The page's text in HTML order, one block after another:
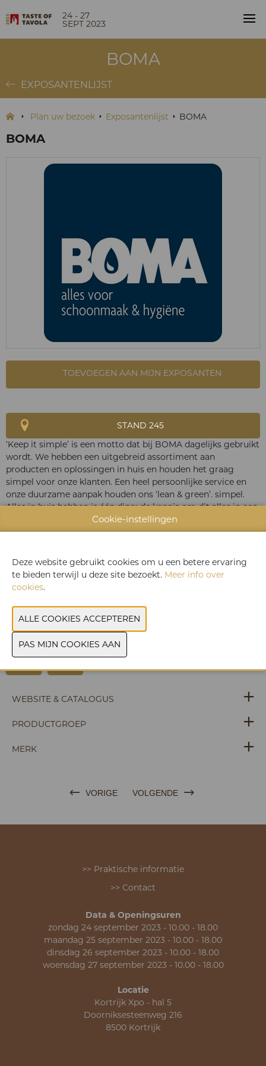
24 - 27
SEPT 2023
BOMA
EXPOSANTENLIJST
Plan uw bezoek Exposantenlijst BOMA
BOMA
TOEVOEGEN AAN MIJN EXPOSANTEN
STAND 245
‘Keep it simple’ is een motto dat bij BOMA dagelijks gebruikt
wordt. We hebben een uitgebreid assortiment aan
producten en oplossingen in huis en houden het graag
simpel voor onze klanten. Een heel persoonlijke service en
onze duurzame aanpak houden ons ‘lean & green’. simpel.
Alles in huis hebben is één ding; de kennis om dit alles in een
slimme, efficiënte en leuke totaaloplossing te gebruiken is
net iets anders. Iedereen bij BOMA werkt elke dag erg hard
Deze kennis delen wij graag met onze klanten. slim.
Schoonmaken is een vak en een noodzaak. BOMA maakt de
schoonmaak persoonlijk. Onze aandacht voor ergonomie,
schoonmaakmedewerkers maken hen onze grootste
ambassadeurs met een glimlach op het gezicht en daar
doen we het voor. leuk.
WEBSITE & CATALOGUS
PRODUCTGROEP
MERK
VORIGE VOLGENDE
>> Praktische informatie
>> Contact
Data & Openingsuren
zondag 24 september 2023 - 10.00 - 18.00
maandag 25 september 2023 - 10.00 - 18.00
dinsdag 26 september 2023 - 10.00 - 18.00
woensdag 27 september 2023 - 10.00 - 18.00
Locatie
Kortrijk Xpo - hal 5
Doorniksesteenweg 216
8500 Kortrijk
Cookie-instellingen
Deze website gebruikt cookies om u een betere ervaring
te bieden terwijl u deze site bezoekt. Meer info over
cookies.